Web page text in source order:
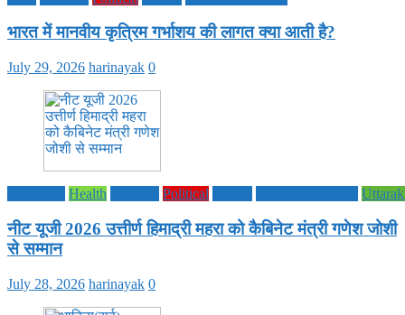
भारत में मानवीय कृत्रिम गर्भाशय की लागत क्या आती है?
July 29, 2026 harinayak 0
Health Political
नीट यूजी 2026 उत्तीर्ण हिमाद्री महरा को कैबिनेट मंत्री गणेश जोशी
से सम्मान
July 28, 2026 harinayak 0